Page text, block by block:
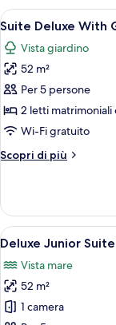
Suite
Single
Apri
tutte
le
foto
per
Suite
Deluxe
Garden
10
Suite Deluxe With
Vista giardino
52 m²
Per 5 persone
2 letti matrimoniali
Wi-Fi gratuito
Scopri di più
Altri
Deluxe
With
Garden
Apri
tutte
le
foto
per
7
Deluxe Junior
Vista mare
52 m²
1 camera